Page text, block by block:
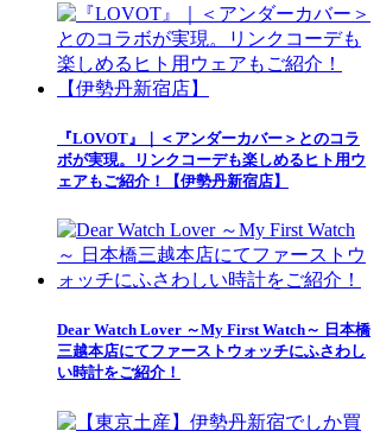
『LOVOT』｜＜アンダーカバー＞とのコラ
ボが実現。リンクコーデも楽しめるヒト用ウ
ェアもご紹介！【伊勢丹新宿店】
Dear Watch Lover ～My First Watch～ 日本橋
三越本店にてファーストウォッチにふさわし
い時計をご紹介！